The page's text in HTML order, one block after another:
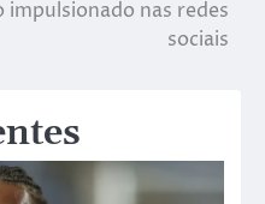
impulsionado nas redes
sociais